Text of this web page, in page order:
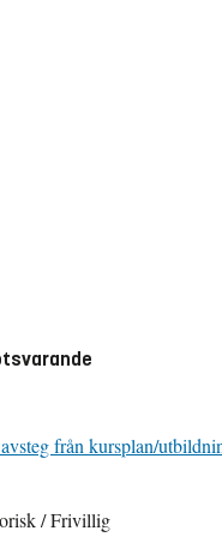
från kursplan/
/ Frivillig